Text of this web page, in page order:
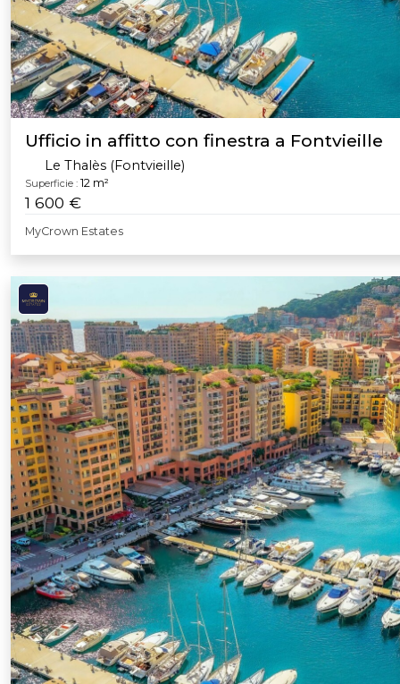
Ufficio in affitto con finestra a Fontvieille
Le Thalès (Fontvieille)
Superficie : 12 m²
1 600 €
MyCrown Estates